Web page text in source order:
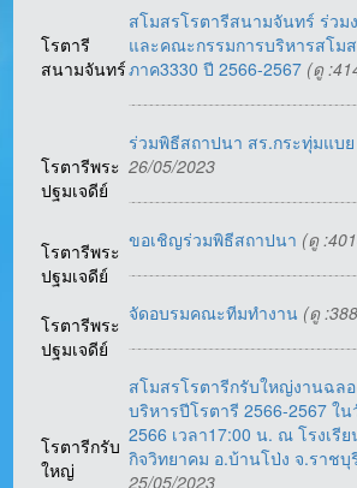
โรตารี
สนามจันทร์
สโมสรโรตารีสนามจันทร์ ร่วม
และคณะกรรมการบริหารสโม
ภาค3330 ปี 2566-2567 (ดู
โรตารีพระ
ปฐมเจดีย์
ร่วมพิธีสถาปนา สร.กระทุ่มแบย
26/05/2023
โรตารีพระ
ปฐมเจดีย์
ขอเชิญร่วมพิธีสถาปนา (ดู
โรตารีพระ
ปฐมเจดีย์
จัดอบรมคณะทีมทำงาน (ดู
โรตารีกรับ
ใหญ่
สโมสรโรตารีกรับใหญ่งานฉล
บริหารปีโรตารี 2566-2567 ใ
2566 เวลา17:00 น. ณ โรงเรี
กิจวิทยาคม อ.บ้านโป่ง จ.ราชบุ
25/05/2023